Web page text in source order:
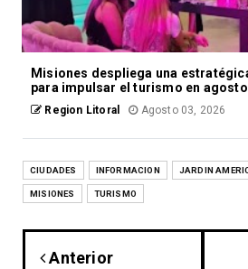
Misiones despliega una
para impulsar el turismo en agosto
Region Litoral Agosto 03, 2026
CIUDADES INFORMACION JARDIN
MISIONES TURISMO
Anterior